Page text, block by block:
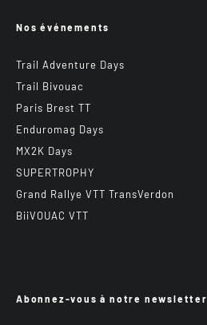
Nos événements
Trail Adventure Days
Trail Bivouac
Paris Brest TT
Enduromag Days
MX2K Days
SUPERTROPHY
Grand Rallye VTT TransVerdon
BiiVOUAC VTT
Abonnez-vous à notre newsletter